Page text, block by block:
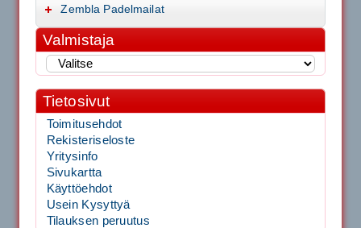
Zembla Padelmailat
Valmistaja
Tietosivut
Toimitusehdot
Rekisteriseloste
Yritysinfo
Sivukartta
Käyttöehdot
Usein Kysyttyä
Tilauksen peruutus